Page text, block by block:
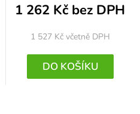
1 262 Kč bez DPH
1 527 Kč včetně DPH
DO KOŠÍKU